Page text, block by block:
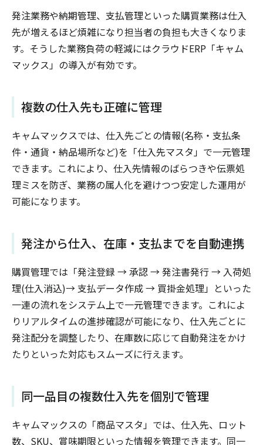
発注業務や納期管理、支払管理といった購買業務は仕入
先が増えるほど煩雑になり担当者の負担も大きくなりま
す。そうした業務負荷の軽減にはクラウドERP「キャム
マックス」の導入が有効です。
複数の仕入先も正確に管理
キャムマックスでは、仕入先ごとの情報(名称・支払条
件・通貨・納品場所など)を「仕入先マスタ」で一元管理
できます。これにより、仕入先情報のばらつきや伝票処
理ミスを防ぎ、業務の属人化を避けつつ安定した運用が
可能になります。
発注から仕入、在庫・支払までを自動連携
購買管理では「発注登録 → 承認 → 発注書発行 → 入荷処
理(仕入消込)→ 支払データ作成 → 買掛金処理」といった
一連の流れをシステム上で一元管理できます。これによ
りリアルタイムの進捗確認が可能になり、仕入先ごとに
発注配分を調整したり、在庫数に応じて自動発注をかけ
たりといった対応もスムーズに行えます。
同一品目の複数仕入先を個別で管理
キャムマックスの「商品マスタ」では、仕入先、ロット
数、SKU、賞味期限といった情報を管理できます。同一